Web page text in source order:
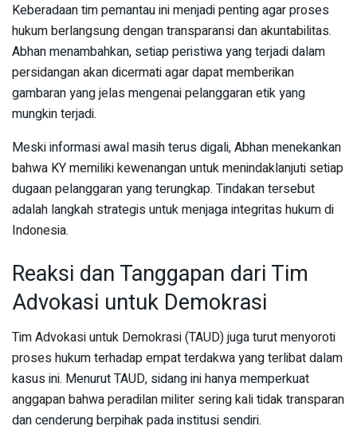
Keberadaan tim pemantau ini menjadi penting agar proses
hukum berlangsung dengan transparansi dan akuntabilitas.
Abhan menambahkan, setiap peristiwa yang terjadi dalam
persidangan akan dicermati agar dapat memberikan
gambaran yang jelas mengenai pelanggaran etik yang
mungkin terjadi.
Meski informasi awal masih terus digali, Abhan menekankan
bahwa KY memiliki kewenangan untuk menindaklanjuti setiap
dugaan pelanggaran yang terungkap. Tindakan tersebut
adalah langkah strategis untuk menjaga integritas hukum di
Indonesia.
Reaksi dan Tanggapan dari Tim
Advokasi untuk Demokrasi
Tim Advokasi untuk Demokrasi (TAUD) juga turut menyoroti
proses hukum terhadap empat terdakwa yang terlibat dalam
kasus ini. Menurut TAUD, sidang ini hanya memperkuat
anggapan bahwa peradilan militer sering kali tidak transparan
dan cenderung berpihak pada institusi sendiri.